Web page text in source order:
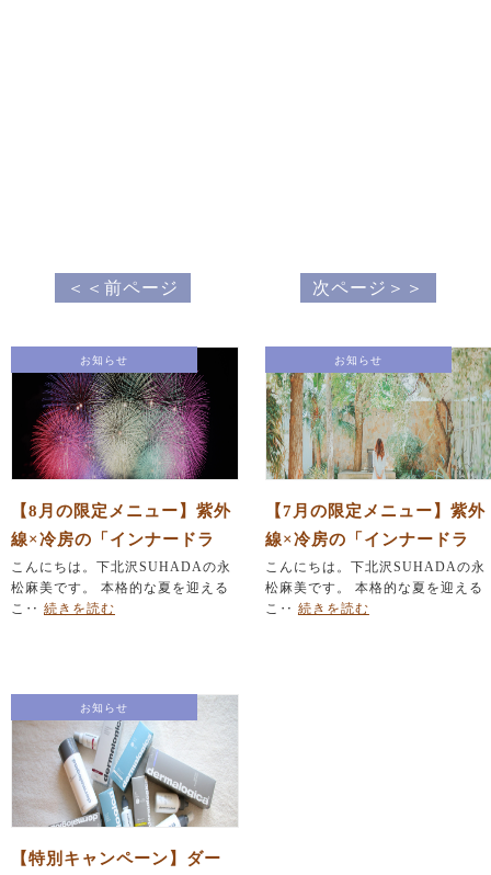
＜＜前ページ 次ページ＞＞
お知らせ
【8月の限定メニュー】紫外
線×冷房の「インナードラ
イ」を撃退！「ひんやり」
毛穴レス美肌＆「夏バテ」
こんにちは。下北沢SUHADAの永
松麻美です。 本格的な夏を迎える
こ‥ 続きを読む
お知らせ
【7月の限定メニュー】紫外
線×冷房の「インナードラ
イ」を撃退！「ひんやり」
毛穴レス美肌＆「夏バテ」
こんにちは。下北沢SUHADAの永
松麻美です。 本格的な夏を迎える
こ‥ 続きを読む
お知らせ
【特別キャンペーン】ダー